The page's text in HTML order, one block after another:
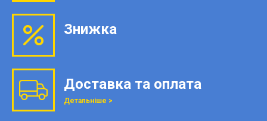
Знижка
Доставка та оплата
Детальніше >